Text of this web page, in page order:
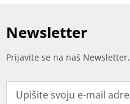
Newsletter
Prijavite se na naš Newsletter.